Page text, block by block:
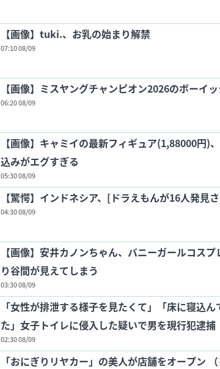
【画像】tuki.、お乳の始まり解禁
07:10 08/09
【画像】ミスヤングチャンピオン2026のボーイ
06:20 08/09
【画像】キャミイの最新フィギュア(1,88000円)
込みがエグすぎる
05:30 08/09
【驚愕】インドネシア、[ドラえもんが16人発見
04:30 08/09
【画像】安井カノンちゃん、バニーガールコス
り谷間が見えてしまう
03:30 08/09
「女性が排泄する様子を見たくて」「床に寝込ん
た」女子トイレに侵入した疑いで男を現行犯逮捕
02:30 08/09
「おにぎりリヤカー」の美人が店舗をオープン